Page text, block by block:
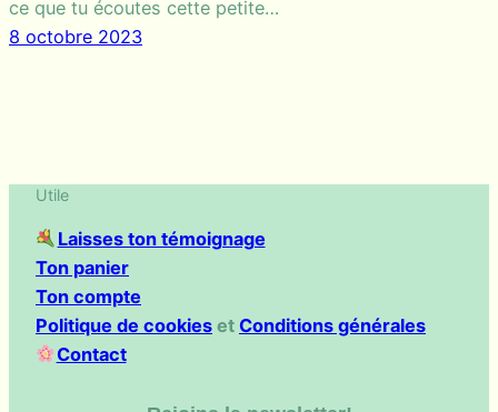
ce que tu écoutes cette petite…
8 octobre 2023
Utile
Laisses ton témoignage
Ton panier
Ton compte
Politique de cookies et Conditions générales
Contact